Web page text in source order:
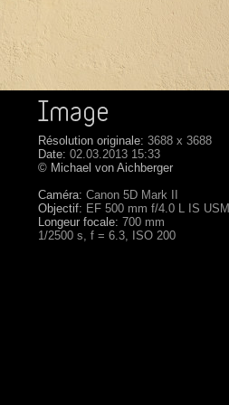
Résolution originale: 3688 x 3688
Date: 02.03.2013 15:33
© Michael von Aichberger
Caméra: Canon 5D Mark II
Objectif: EF 500 mm f/4.0 L IS USM
Longeur focale: 700 mm
1/2500 s, f = 6.3, ISO 200